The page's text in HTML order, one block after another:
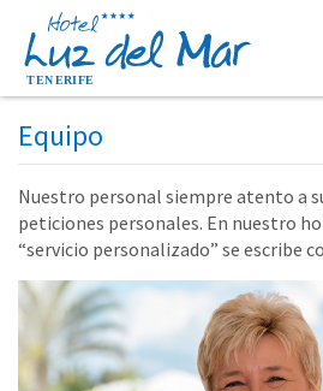
Equipo
Nuestro personal siempre atento a
peticiones personales. En nuestro
“servicio personalizado” se escribe